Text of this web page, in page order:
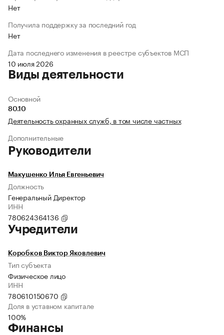
Нет
Получила поддержку за последний год
Нет
Дата последнего изменения в реестре субъектов МСП
10 июля 2026
Виды деятельности
Основной
80.10
Деятельность охранных служб, в том числе частных
Дополнительные
Руководители
Макушенко Илья Евгеньевич
Должность
Генеральный Директор
ИНН
780624364136
Учредители
Коробков Виктор Яковлевич
Тип субъекта
Физическое лицо
ИНН
780610150670
Доля в уставном капитале
100%
Финансы